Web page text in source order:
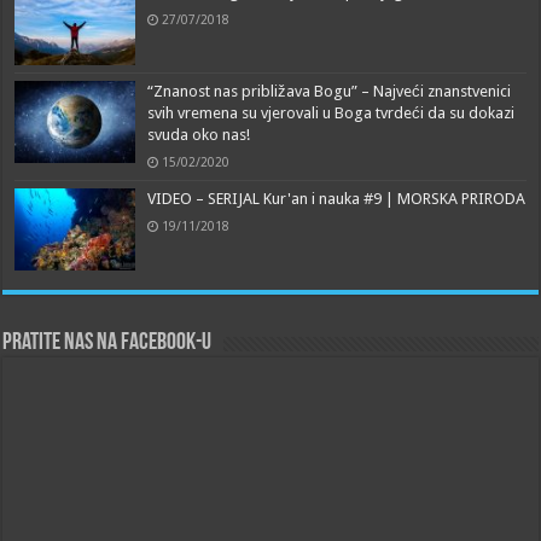
27/07/2018
“Znanost nas približava Bogu” – Najveći znanstvenici
svih vremena su vjerovali u Boga tvrdeći da su dokazi
svuda oko nas!
15/02/2020
VIDEO – SERIJAL Kur'an i nauka #9 | MORSKA PRIRODA
19/11/2018
Pratite nas na Facebook-u